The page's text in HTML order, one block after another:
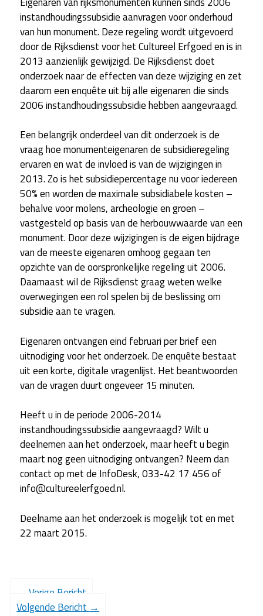
instandhoudingssubsidie aanvragen voor onderhoud
van hun monument. Deze regeling wordt uitgevoerd
door de Rijksdienst voor het Cultureel Erfgoed en is in
2013 aanzienlijk gewijzigd. De Rijksdienst doet
onderzoek naar de effecten van deze wijziging en zet
daarom een enquête uit bij alle eigenaren die sinds
2006 instandhoudingssubsidie hebben aangevraagd.
Een belangrijk onderdeel van dit onderzoek is de
vraag hoe monumenteigenaren de subsidieregeling
ervaren en wat de invloed is van de wijzigingen in
2013. Zo is het subsidiepercentage nu voor iedereen
50% en worden de maximale subsidiabele kosten –
behalve voor molens, archeologie en groen –
vastgesteld op basis van de herbouwwaarde van een
monument. Door deze wijzigingen is de eigen bijdrage
van de meeste eigenaren omhoog gegaan ten
opzichte van de oorspronkelijke regeling uit 2006.
Daarnaast wil de Rijksdienst graag weten welke
overwegingen een rol spelen bij de beslissing om
subsidie aan te vragen.
Eigenaren ontvangen eind februari per brief een
uitnodiging voor het onderzoek. De enquête bestaat
uit een korte, digitale vragenlijst. Het beantwoorden
van de vragen duurt ongeveer 15 minuten.
Heeft u in de periode 2006-2014
instandhoudingssubsidie aangevraagd? Wilt u
deelnemen aan het onderzoek, maar heeft u begin
maart nog geen uitnodiging ontvangen? Neem dan
contact op met de InfoDesk, 033-42 17 456 of
info@cultureelerfgoed.nl.
Deelname aan het onderzoek is mogelijk tot en met
22 maart 2015.
Vorige Bericht
Volgende Bericht →